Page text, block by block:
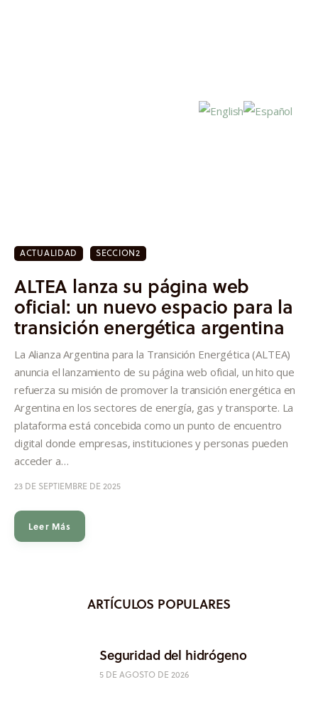
Investigación
Proyectos
Informes
Quiénes somos
ACTUALIDAD SECCION2
ALTEA lanza su página web
oficial: un nuevo espacio para la
transición energética argentina
La Alianza Argentina para la Transición Energética (ALTEA)
anuncia el lanzamiento de su página web oficial, un hito que
refuerza su misión de promover la transición energética en
Argentina en los sectores de energía, gas y transporte. La
plataforma está concebida como un punto de encuentro
digital donde empresas, instituciones y personas pueden
acceder a…
23 DE SEPTIEMBRE DE 2025
Leer Más
ARTÍCULOS POPULARES
Seguridad del hidrógeno
5 DE AGOSTO DE 2026